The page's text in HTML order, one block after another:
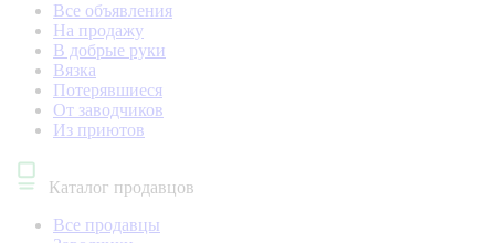
Все объявления
На продажу
В добрые руки
Вязка
Потерявшиеся
От заводчиков
Из приютов
Каталог продавцов
Все продавцы